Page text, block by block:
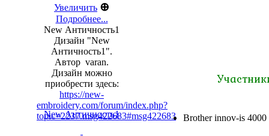
Увеличить ⊕
Подробнее...
New Античность1
Дизайн "New
Античность1".
Автор varan.
Дизайн можно
приобрести здесь:
https://new-
embroidery.com/forum/index.php?
topic=2237.msg422683#msg422683
New Античность1 Brother innov-is 4000